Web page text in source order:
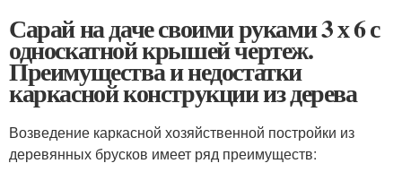
Сарай на даче своими руками 3 х 6 с
односкатной крышей чертеж.
Преимущества и недостатки
каркасной конструкции из дерева
Возведение каркасной хозяйственной постройки из
деревянных брусков имеет ряд преимуществ: